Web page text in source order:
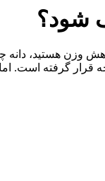
شود؟
هستید، دانه
قرار گرفته است.